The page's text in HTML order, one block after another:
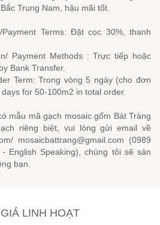
Trung Nam, hậu mãi tốt.
Terms: Đặt cọc 30%, thanh
Payment Methods : Trực tiếp hoặc
Bank Transfer.
Term: Trong vòng 5 ngày (cho đơn
for 50-100m2 in total order.
mẫu mã gạch mosaic gốm Bát Tràng
riêng biệt, vui lòng gửi email về
mosaicbattrang@gmail.com (0989
English Speaking), chúng tôi sẽ sản
bạn.
LINH HOẠT